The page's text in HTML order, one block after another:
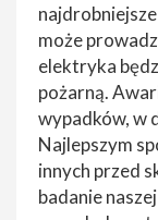
może
elektryka
pożarną.
wypadków, w
Najlepszym
innych przed
badanie